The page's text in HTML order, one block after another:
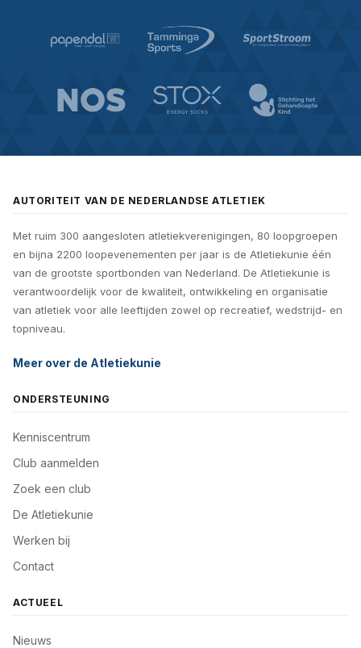
AUTORITEIT VAN DE NEDERLANDSE ATLETIEK
Met ruim 300 aangesloten atletiekverenigingen, 80 loopgroepen
en bijna 2200 loopevenementen per jaar is de Atletiekunie één
van de grootste sportbonden van Nederland. De Atletiekunie is
verantwoordelijk voor de kwaliteit, ontwikkeling en organisatie
van atletiek voor alle leeftijden zowel op recreatief, wedstrijd- en
topniveau.
Meer over de Atletiekunie
ONDERSTEUNING
Kenniscentrum
Club aanmelden
Zoek een club
De Atletiekunie
Werken bij
Contact
ACTUEEL
Nieuws